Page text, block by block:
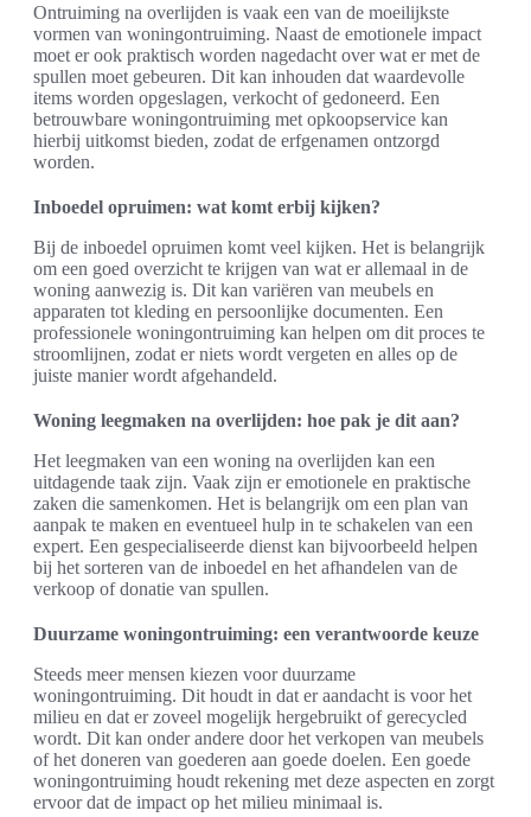
Ontruiming na overlijden is vaak een van de moeilijkste
vormen van woningontruiming. Naast de emotionele impact
moet er ook praktisch worden nagedacht over wat er met de
spullen moet gebeuren. Dit kan inhouden dat waardevolle
items worden opgeslagen, verkocht of gedoneerd. Een
betrouwbare woningontruiming met opkoopservice kan
hierbij uitkomst bieden, zodat de erfgenamen ontzorgd
worden.
Inboedel opruimen: wat komt erbij kijken?
Bij de inboedel opruimen komt veel kijken. Het is belangrijk
om een goed overzicht te krijgen van wat er allemaal in de
woning aanwezig is. Dit kan variëren van meubels en
apparaten tot kleding en persoonlijke documenten. Een
professionele woningontruiming kan helpen om dit proces te
stroomlijnen, zodat er niets wordt vergeten en alles op de
juiste manier wordt afgehandeld.
Woning leegmaken na overlijden: hoe pak je dit aan?
Het leegmaken van een woning na overlijden kan een
uitdagende taak zijn. Vaak zijn er emotionele en praktische
zaken die samenkomen. Het is belangrijk om een plan van
aanpak te maken en eventueel hulp in te schakelen van een
expert. Een gespecialiseerde dienst kan bijvoorbeeld helpen
bij het sorteren van de inboedel en het afhandelen van de
verkoop of donatie van spullen.
Duurzame woningontruiming: een verantwoorde keuze
Steeds meer mensen kiezen voor duurzame
woningontruiming. Dit houdt in dat er aandacht is voor het
milieu en dat er zoveel mogelijk hergebruikt of gerecycled
wordt. Dit kan onder andere door het verkopen van meubels
of het doneren van goederen aan goede doelen. Een goede
woningontruiming houdt rekening met deze aspecten en zorgt
ervoor dat de impact op het milieu minimaal is.